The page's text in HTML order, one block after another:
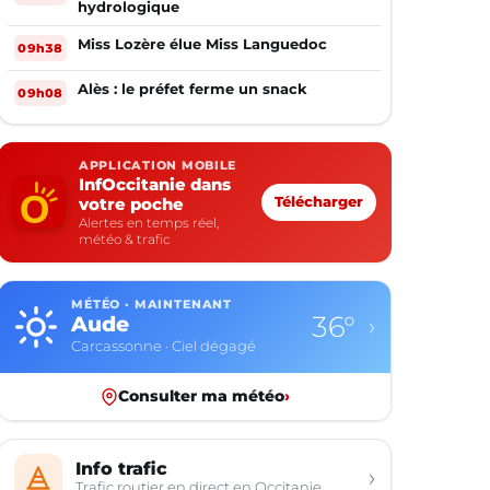
hydrologique
09h38 Miss Lozère élue Miss Languedoc
09h08 Alès : le préfet ferme un snack
APPLICATION MOBILE
InfOccitanie dans
votre poche
Alertes en temps réel,
météo & trafic
Télécharger
MÉTÉO · MAINTENANT
Aude
Carcassonne · Ciel dégagé
36° ›
Consulter ma météo›
Info trafic ›